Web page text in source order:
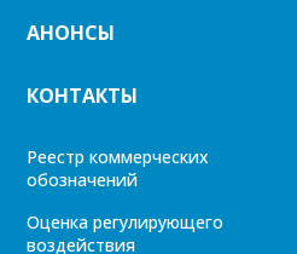
АНОНСЫ
КОНТАКТЫ
Реестр коммерческих
обозначений
Оценка регулирующего
воздействия